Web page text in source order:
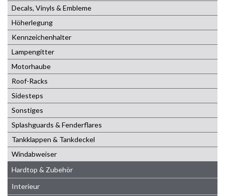
Decals, Vinyls & Embleme
Höherlegung
Kennzeichenhalter
Lampengitter
Motorhaube
Roof-Racks
Sidesteps
Sonstiges
Splashguards & Fenderflares
Tankklappen & Tankdeckel
Windabweiser
Hardtop & Zubehör
Interieur